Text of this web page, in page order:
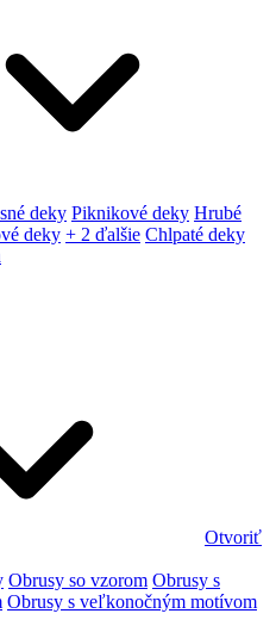
deky Piknikové deky Hrubé
deky + 2 ďalšie Chlpaté deky
Otvoriť
Obrusy so vzorom Obrusy s
Obrusy s veľkonočným motívom